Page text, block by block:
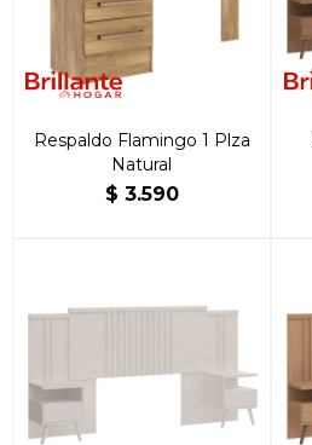
Respaldo Flamingo 1 Plza
Natural
$ 3.590